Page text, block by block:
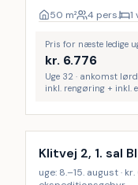
50 m² 4 pers. 1
Pris for næste ledige
kr. 6.776
Uge 32 · ankomst
inkl. rengøring + inkl.
LAST MINUTE
Inkl. rengøring
Klitvej 2, 1. sal
uge: 8.–15. august ·